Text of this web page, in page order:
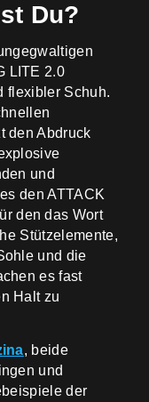
Du?
LITE 2.0
flexibler Schuh.
den Abdruck
und
den ATTACK
den das Wort
Stützelemente,
und die
es fast
Halt zu
, beide
und
der